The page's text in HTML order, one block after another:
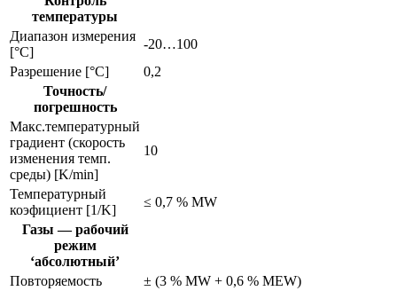
температуры
Диапазон измерения
[°C]
-20…100
Разрешение [°C]
0,2
Точность/
погрешность
Макс.температурный
градиент (скорость
изменения темп.
среды) [K/min]
10
Температурный
коэфициент [1/K]
≤ 0,7 % MW
Газы — рабочий
режим
‘абсолютный’
Повторяемость
± (3 % MW + 0,6 % MEW)